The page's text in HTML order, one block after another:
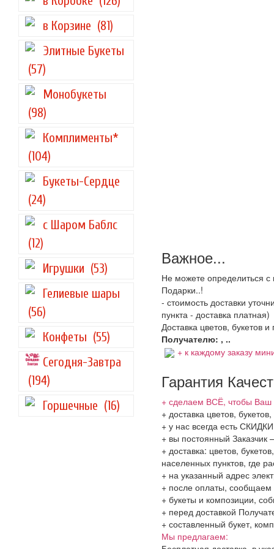
в Корзине (81)
Элитные Букеты
(57)
Монобукеты
(98)
Комплименты*
(104)
Букеты-Сердце
(24)
с Шаром Баблс
(12)
Игрушки (53)
Гелиевые шары
(56)
Конфеты (55)
Сегодня-Завтра
(194)
Горшечные (16)
Важное...
Не можете определиться
Подарки..!
- стоимость доставки
пункта - доставка платная)
Доставка цветов, букетов
Получателю: , ..
+ к каждому заказу
Гарантия
+ сделаем ВСЁ, чтобы Ваш
+ доставка цветов,
+ у нас всегда есть
+ вы постоянный
+ доставка: цветов,
населенных пунктов, где
+ на указанный адрес
+ после оплаты, сообщаем
+ букеты и композиции,
+ перед доставкой
+ составленный букет,
Мы предлагаем: